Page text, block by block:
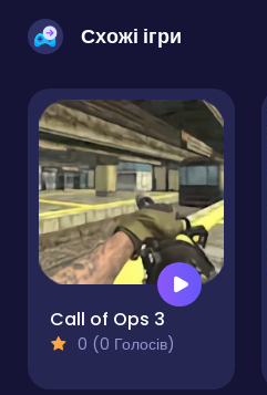
Схожі ігри
Call of Ops 3
0 (0 Голосів)